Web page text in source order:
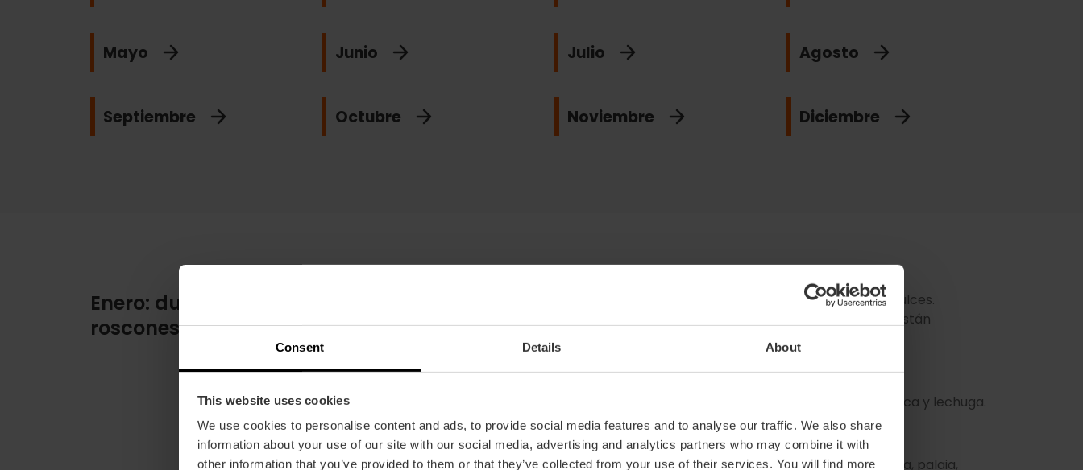
Consent Details About
This website uses cookies
We use cookies to personalise content and ads, to provide social media features and to analyse our traffic. We also share
information about your use of our site with our social media, advertising and analytics partners who may combine it with
other information that you’ve provided to them or that they’ve collected from your use of their services. You will find more
Mayo Junio Julio Agosto
Septiembre Octubre Noviembre Diciembre
Enero: dulces naranjas y
roscones
naranjasestán más dulces.
Además de este cítrico tan esencial en València, ahí van otros productos que están
perfectos en enero y que se cultivan en la
Productos de la huerta
Naranja, limón, aguacate, kiwi, acelga, apio, cardo, col, coliflor, endibia, espinaca y lechuga.
Pescados
Anguila, bonito, bacoreta (sarda), breca, besugo, calamar, cangrejo azul, raya, palaia,